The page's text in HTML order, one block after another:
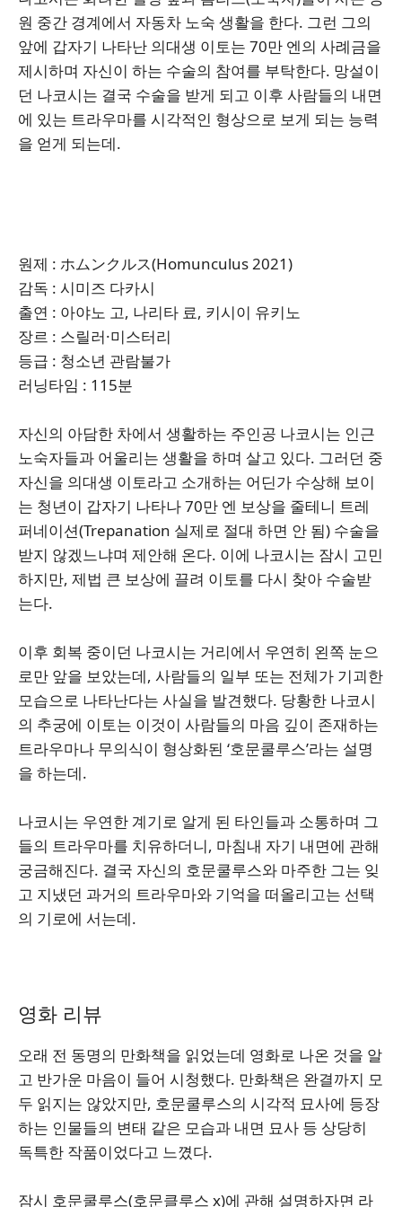
원 중간 경계에서 자동차 노숙 생활을 한다. 그런 그의
앞에 갑자기 나타난 의대생 이토는 70만 엔의 사례금을
제시하며 자신이 하는 수술의 참여를 부탁한다. 망설이
던 나코시는 결국 수술을 받게 되고 이후 사람들의 내면
에 있는 트라우마를 시각적인 형상으로 보게 되는 능력
을 얻게 되는데.
원제 : ホムンクルス(Homunculus 2021)
감독 : 시미즈 다카시
출연 : 아야노 고, 나리타 료, 키시이 유키노
장르 : 스릴러·미스터리
등급 : 청소년 관람불가
러닝타임 : 115분
자신의 아담한 차에서 생활하는 주인공 나코시는 인근
노숙자들과 어울리는 생활을 하며 살고 있다. 그러던 중
자신을 의대생 이토라고 소개하는 어딘가 수상해 보이
는 청년이 갑자기 나타나 70만 엔 보상을 줄테니 트레
퍼네이션(Trepanation 실제로 절대 하면 안 됨) 수술을
받지 않겠느냐며 제안해 온다. 이에 나코시는 잠시 고민
하지만, 제법 큰 보상에 끌려 이토를 다시 찾아 수술받
는다.
이후 회복 중이던 나코시는 거리에서 우연히 왼쪽 눈으
로만 앞을 보았는데, 사람들의 일부 또는 전체가 기괴한
모습으로 나타난다는 사실을 발견했다. 당황한 나코시
의 추궁에 이토는 이것이 사람들의 마음 깊이 존재하는
트라우마나 무의식이 형상화된 ‘호문쿨루스’라는 설명
을 하는데.
나코시는 우연한 계기로 알게 된 타인들과 소통하며 그
들의 트라우마를 치유하더니, 마침내 자기 내면에 관해
궁금해진다. 결국 자신의 호문쿨루스와 마주한 그는 잊
고 지냈던 과거의 트라우마와 기억을 떠올리고는 선택
의 기로에 서는데.
영화 리뷰
오래 전 동명의 만화책을 읽었는데 영화로 나온 것을 알
고 반가운 마음이 들어 시청했다. 만화책은 완결까지 모
두 읽지는 않았지만, 호문쿨루스의 시각적 묘사에 등장
하는 인물들의 변태 같은 모습과 내면 묘사 등 상당히
독특한 작품이었다고 느꼈다.
잠시 호문쿨루스(호문클루스 x)에 관해 설명하자면 라